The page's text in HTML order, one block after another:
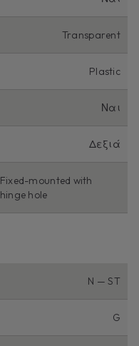
Transparent
Plastic
Ναι
Δεξιά
Fixed-mounted with
hinge hole
N — ST
G